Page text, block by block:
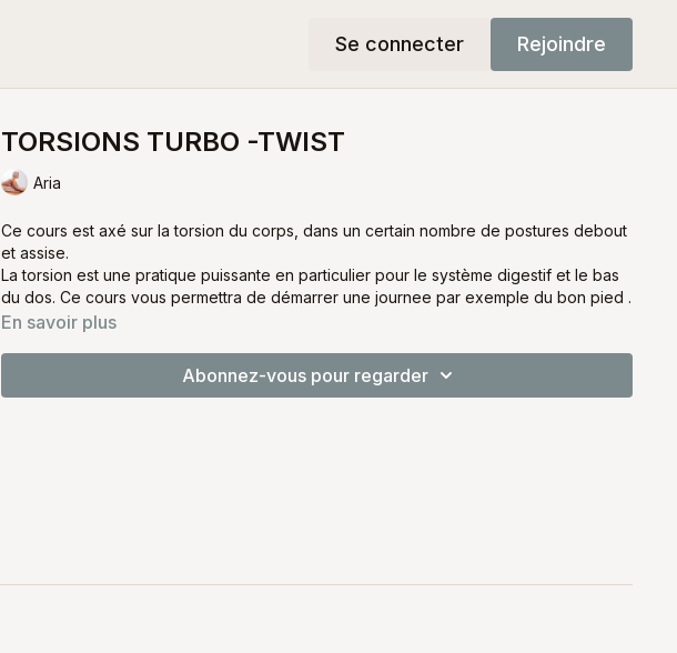
Se connecter Rejoindre
TORSIONS TURBO -TWIST
Aria
Ce cours est axé sur la torsion du corps, dans un certain nombre de postures debout
et assise.
La torsion est une pratique puissante en particulier pour le système digestif et le bas
du dos. Ce cours vous permettra de démarrer une journee par exemple du bon pied .
En savoir plus
Abonnez-vous pour regarder